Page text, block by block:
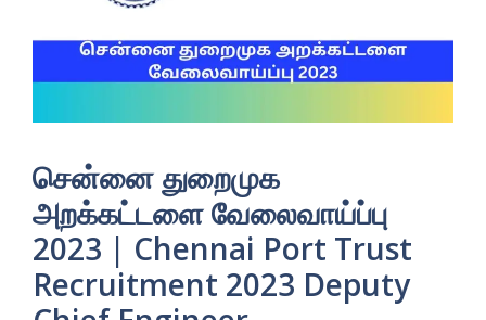
சென்னை துறைமுக
அறக்கட்டளை வேலைவாய்ப்பு
2023 | Chennai Port Trust
Recruitment 2023 Deputy